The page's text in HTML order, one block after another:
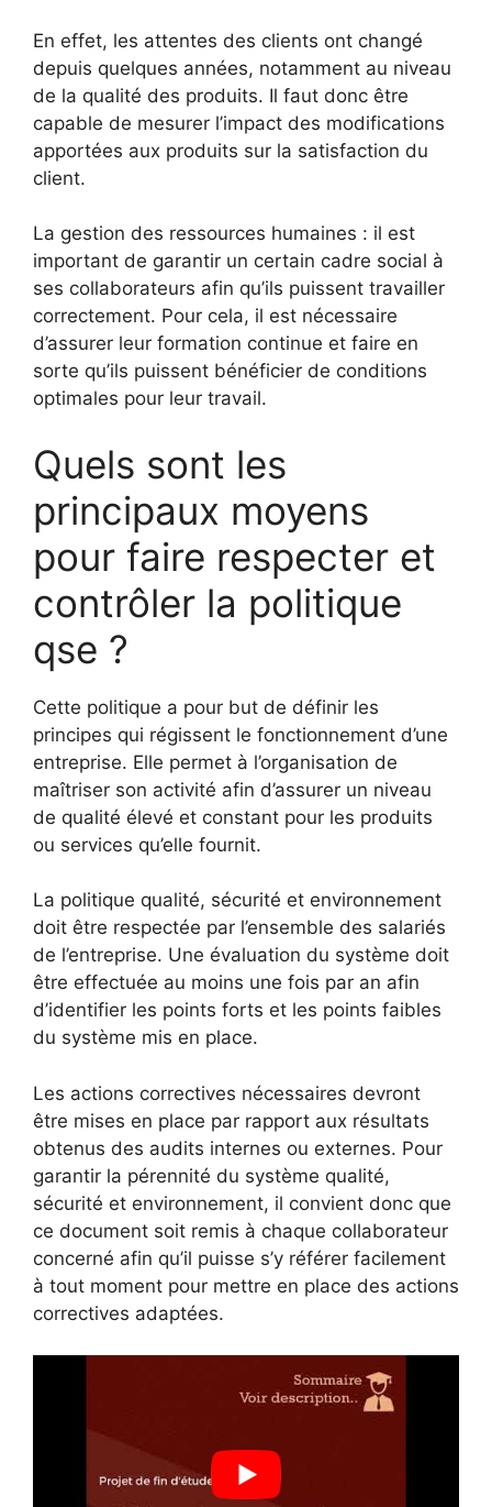
En effet, les attentes des clients ont changé
depuis quelques années, notamment au niveau
de la qualité des produits. Il faut donc être
capable de mesurer l’impact des modifications
apportées aux produits sur la satisfaction du
client.
La gestion des ressources humaines : il est
important de garantir un certain cadre social à
ses collaborateurs afin qu’ils puissent travailler
correctement. Pour cela, il est nécessaire
d’assurer leur formation continue et faire en
sorte qu’ils puissent bénéficier de conditions
optimales pour leur travail.
Quels sont les
principaux moyens
pour faire respecter et
contrôler la politique
qse ?
Cette politique a pour but de définir les
principes qui régissent le fonctionnement d’une
entreprise. Elle permet à l’organisation de
maîtriser son activité afin d’assurer un niveau
de qualité élevé et constant pour les produits
ou services qu’elle fournit.
La politique qualité, sécurité et environnement
doit être respectée par l’ensemble des salariés
de l’entreprise. Une évaluation du système doit
être effectuée au moins une fois par an afin
d’identifier les points forts et les points faibles
du système mis en place.
Les actions correctives nécessaires devront
être mises en place par rapport aux résultats
obtenus des audits internes ou externes. Pour
garantir la pérennité du système qualité,
sécurité et environnement, il convient donc que
ce document soit remis à chaque collaborateur
concerné afin qu’il puisse s’y référer facilement
à tout moment pour mettre en place des actions
correctives adaptées.